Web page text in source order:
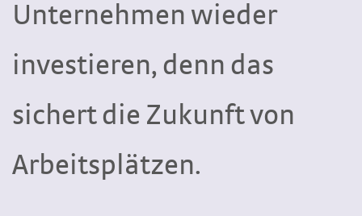
Unternehmen wieder
investieren, denn das
sichert die Zukunft von
Arbeitsplätzen.